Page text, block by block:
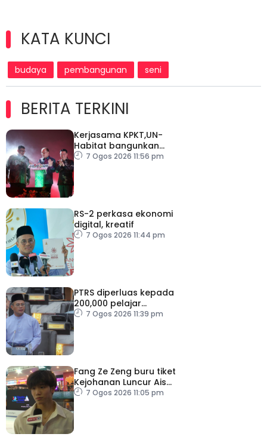
KATA KUNCI
budaya pembangunan seni
BERITA TERKINI
Kerjasama KPKT,UN-
Habitat bangunkan
inisiatif My Public Space
7 Ogos 2026 11:56 pm
RS-2 perkasa ekonomi
digital, kreatif
7 Ogos 2026 11:44 pm
PTRS diperluas kepada
200,000 pelajar
menjelang 2030
7 Ogos 2026 11:39 pm
Fang Ze Zeng buru tiket
Kejohanan Luncur Ais
Dunia 2027
7 Ogos 2026 11:05 pm